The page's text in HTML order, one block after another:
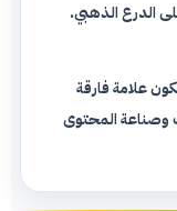
علامة فارقة
وصناعة المحتوى